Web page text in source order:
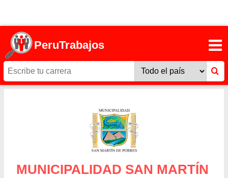
PeruTrabajos
MUNICIPALIDAD SAN MARTÍN